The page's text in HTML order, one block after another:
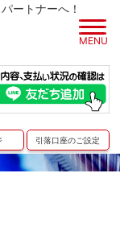
ートナーへ！
引落口座のご設定
MENU